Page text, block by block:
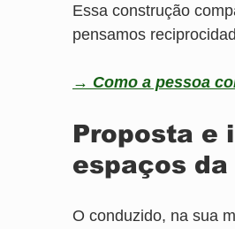
Essa construção
pensamos
→ Como a pessoa
Proposta e
espaços da
O conduzido, na sua